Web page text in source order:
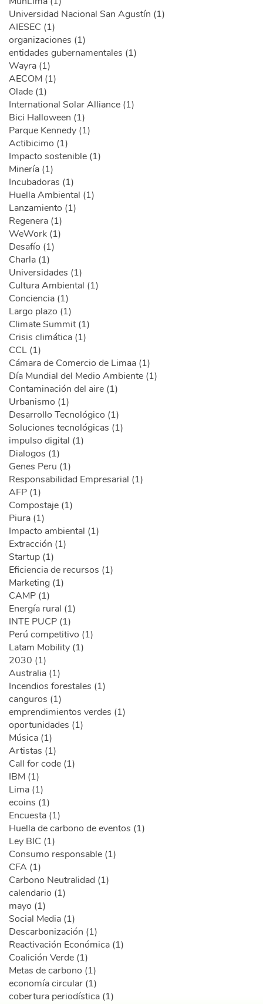
Universidad Nacional San Agustín (1)
AIESEC (1)
organizaciones (1)
entidades gubernamentales (1)
Wayra (1)
AECOM (1)
Olade (1)
International Solar Alliance (1)
Bici Halloween (1)
Parque Kennedy (1)
Actibicimo (1)
Impacto sostenible (1)
Minería (1)
Incubadoras (1)
Huella Ambiental (1)
Lanzamiento (1)
Regenera (1)
WeWork (1)
Desafío (1)
Charla (1)
Universidades (1)
Cultura Ambiental (1)
Conciencia (1)
Largo plazo (1)
Climate Summit (1)
Crisis climática (1)
CCL (1)
Cámara de Comercio de Limaa (1)
Día Mundial del Medio Ambiente (1)
Contaminación del aire (1)
Urbanismo (1)
Desarrollo Tecnológico (1)
Soluciones tecnológicas (1)
impulso digital (1)
Dialogos (1)
Genes Peru (1)
Responsabilidad Empresarial (1)
AFP (1)
Compostaje (1)
Piura (1)
Impacto ambiental (1)
Extracción (1)
Startup (1)
Eficiencia de recursos (1)
Marketing (1)
CAMP (1)
Energía rural (1)
INTE PUCP (1)
Perú competitivo (1)
Latam Mobility (1)
2030 (1)
Australia (1)
Incendios forestales (1)
canguros (1)
emprendimientos verdes (1)
oportunidades (1)
Música (1)
Artistas (1)
Call for code (1)
IBM (1)
Lima (1)
ecoins (1)
Encuesta (1)
Huella de carbono de eventos (1)
Ley BIC (1)
Consumo responsable (1)
CFA (1)
Carbono Neutralidad (1)
calendario (1)
mayo (1)
Social Media (1)
Descarbonización (1)
Reactivación Económica (1)
Coalición Verde (1)
Metas de carbono (1)
economía circular (1)
cobertura periodística (1)